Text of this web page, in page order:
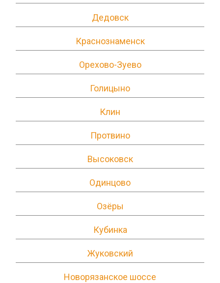
Дедовск
Краснознаменск
Орехово-Зуево
Голицыно
Клин
Протвино
Высоковск
Одинцово
Озёры
Кубинка
Жуковский
Новорязанское шоссе